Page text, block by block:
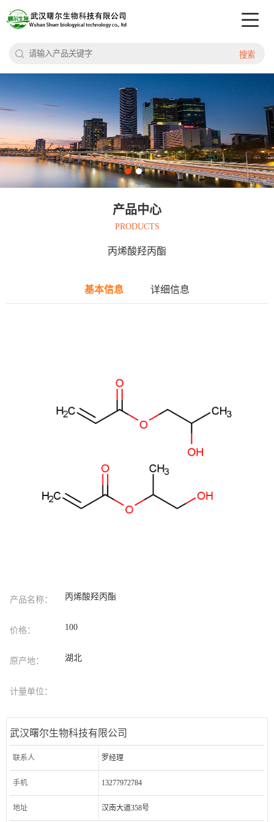
搜索
产品中心
PRODUCTS
丙烯酸羟丙酯
基本信息 详细信息
产品名称： 丙烯酸羟丙酯
价格： 100
原产地： 湖北
计量单位：
武汉曙尔生物科技有限公司
联系人 罗经理
手机 13277972784
地址 汉南大道358号